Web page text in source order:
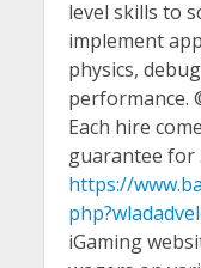
level skills to
implement
physics,
performance.
Each hire
guarantee for
https://
iGaming